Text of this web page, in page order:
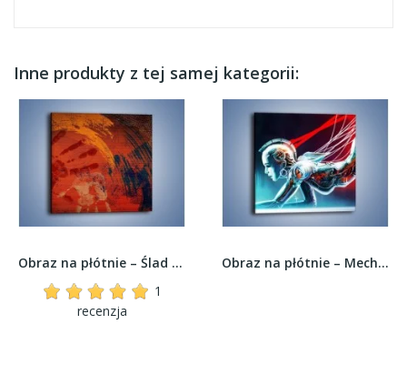
Inne produkty z tej samej kategorii:
Obraz na płótnie – Ślad po człowieku –...
1
recenzja
Obraz na płótnie – Mechanizm w kobiecym ciele...